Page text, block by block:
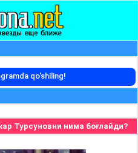
qo'shiling!
Турсуновни нима боғлайди?